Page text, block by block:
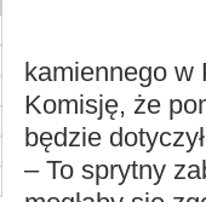
kamiennego w
Komisję, że
będzie
– To sprytny